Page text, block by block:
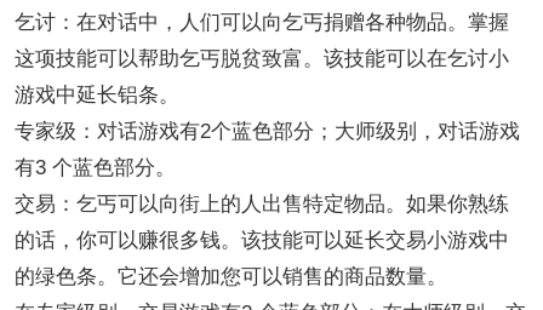
乞讨：在对话中，人们可以向乞丐捐赠各种物品。掌握
这项技能可以帮助乞丐脱贫致富。该技能可以在乞讨小
游戏中延长铝条。
专家级：对话游戏有2个蓝色部分；大师级别，对话游戏
有3 个蓝色部分。
交易：乞丐可以向街上的人出售特定物品。如果你熟练
的话，你可以赚很多钱。该技能可以延长交易小游戏中
的绿色条。它还会增加您可以销售的商品数量。